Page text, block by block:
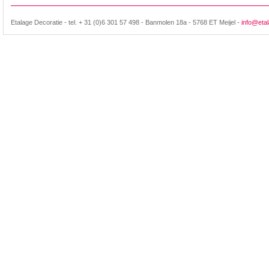
Etalage Decoratie - tel. + 31 (0)6 301 57 498 - Banmolen 18a - 5768 ET Meijel -